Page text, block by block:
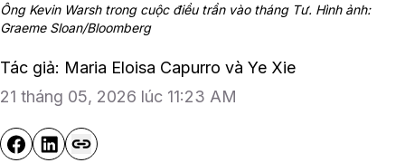
Ông Kevin Warsh trong cuộc điều trần vào tháng Tư. Hình ảnh:
Graeme Sloan/Bloomberg
Tác giả: Maria Eloisa Capurro và Ye Xie
21 tháng 05, 2026 lúc 11:23 AM